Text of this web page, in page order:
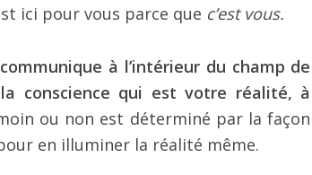
ici pour vous parce que c’est vous.
à l’intérieur du champ de
conscience qui est votre réalité, à
ou non est déterminé par la façon
en illuminer la réalité même.